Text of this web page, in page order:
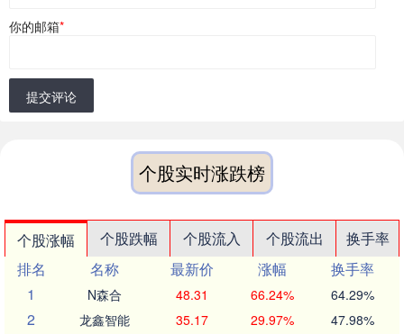
你的邮箱*
提交评论
个股实时涨跌榜
个股涨幅 个股跌幅 个股流入 个股流出
换手率
排名
名称 最新价 涨幅
换手率
1
N森合 48.31 66.24% 64.29%
2 龙鑫智能 35.17 29.97% 47.98%